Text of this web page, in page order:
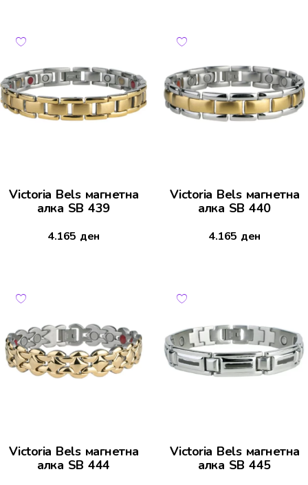
Victoria Bels магнетна
алка SB 439
4.165 ден
Victoria Bels магнетна
алка SB 440
4.165 ден
Victoria Bels магнетна
алка SB 444
Victoria Bels магнетна
алка SB 445